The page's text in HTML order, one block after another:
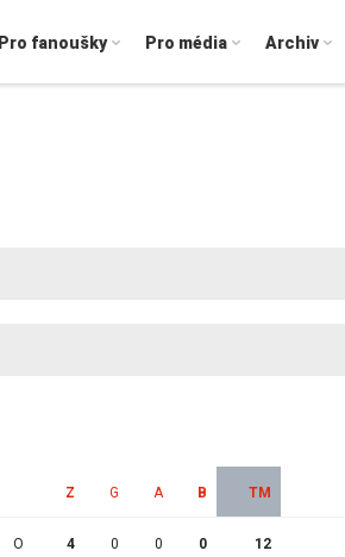
Pro fanoušky Pro média Archiv
Z G A B TM
O 4 0 0 0 12